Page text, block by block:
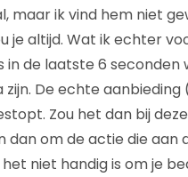
maar ik vind hem niet
je altijd. Wat ik echter
de laatste 6 seconden
zijn. De echte
Zou het dan bij
dan om de actie die aan
niet handig is om je